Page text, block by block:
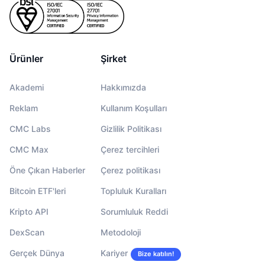
Ürünler
Akademi
Reklam
CMC Labs
CMC Max
Öne Çıkan Haberler
Bitcoin ETF'leri
Kripto API
DexScan
Gerçek Dünya
Şirket
Hakkımızda
Kullanım Koşulları
Gizlilik Politikası
Çerez tercihleri
Çerez politikası
Topluluk Kuralları
Sorumluluk Reddi
Metodoloji
Kariyer Bize katılın!